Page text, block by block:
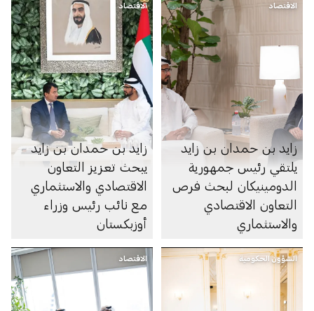
الاقتصاد
زايد بن حمدان بن زايد
يلتقي رئيس جمهورية
الدومينيكان لبحث فرص
التعاون الاقتصادي
والاستثماري
الاقتصاد
زايد بن حمدان بن زايد
يبحث تعزيز التعاون
الاقتصادي والاستثماري
مع نائب رئيس وزراء
أوزبكستان
الشؤون الحكومية الاقتصاد